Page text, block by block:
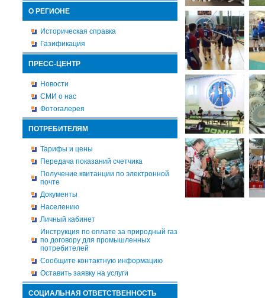
О РЕГИОНЕ
Историческая справка
Газификация
ПРЕСС-ЦЕНТР
Новости
СМИ о нас
Фотогалерея
ПОТРЕБИТЕЛЯМ
Тарифы и цены
Передача показаний счетчика
Получение квитанции по электронной
почте
Документы
Населению
Личный кабинет
Инструкция по оплате за природный газ
по договору для промышленных
потребителей
Сообщите контактную информацию
Оставить заявку на услуги
СОЦИАЛЬНАЯ ОТВЕТСТВЕННОСТЬ